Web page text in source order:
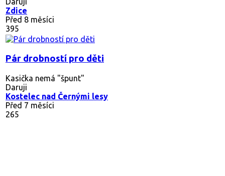
Zdice
Před 8 měsíci
395
Pár drobností pro děti
Kasička nemá "špunt"
Daruji
Kostelec nad Černými lesy
Před 7 měsíci
265